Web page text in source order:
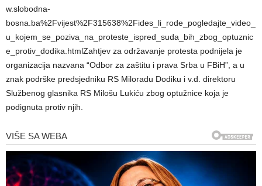
w.slobodna-
bosna.ba%2Fvijest%2F315638%2Fides_li_rode_pogledajte_video_
u_kojem_se_poziva_na_proteste_ispred_suda_bih_zbog_optuznic
e_protiv_dodika.htmlZahtjev za održavanje protesta podnijela je
organizacija nazvana “Odbor za zaštitu i prava Srba u FBiH”, a u
znak podrške predsjedniku RS Miloradu Dodiku i v.d. direktoru
Službenog glasnika RS Milošu Lukiću zbog optužnice koja je
podignuta protiv njih.